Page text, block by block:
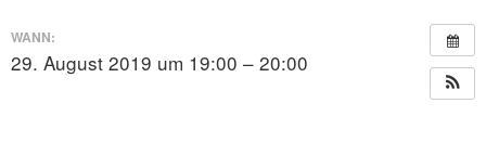
WANN:
29. August 2019 um 19:00 – 20:00